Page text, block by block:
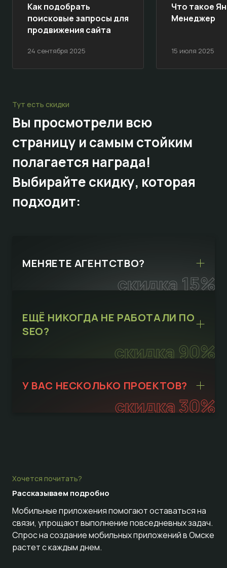
24 сентября 2025
Как подобрать
поисковые запросы для
продвижения сайта
15 июля 2025
Что такое
Менеджер
Тут есть скидки
Вы просмотрели всю
страницу и самым стойким
полагается награда!
Выбирайтескидку, которая
подходит:
скидка 15%
МЕНЯЕТЕ АГЕНТСТВО?
скидка 90%
ЕЩЁ НИКОГДА НЕ РАБОТАЛИ ПО
SEO?
скидка 30%
У ВАС НЕСКОЛЬКО ПРОЕКТОВ?
Хочется почитать?
Рассказываем подробно
Мобильные приложения помогают оставаться на
связи, упрощают выполнение повседневных задач.
Спрос на создание мобильных приложений в Омске
растет с каждым днем.